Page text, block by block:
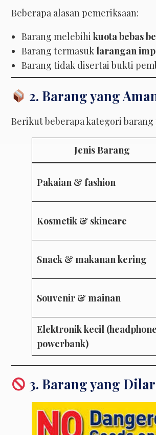
Beberapa alasan pemeriksaan:
Barang melebihi kuota bebas
Barang termasuk larangan
Barang tidak disertai bukti
2. Barang yang
Berikut beberapa kategori barang
Jenis Barang
Pakaian & fashion
Kosmetik & skincare
Snack & makanan kering
Souvenir & mainan
Elektronik kecil
powerbank)
3. Barang yang